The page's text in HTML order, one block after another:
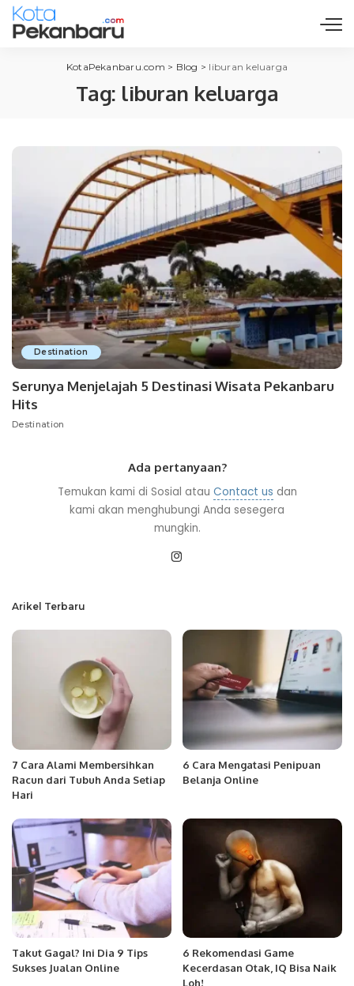
KotaPekanbaru.com > Blog > liburan keluarga
Tag: liburan keluarga
Destination
Serunya Menjelajah 5 Destinasi Wisata Pekanbaru
Hits
Destination
Ada pertanyaan?
Temukan kami di Sosial atau Contact us dan
kami akan menghubungi Anda sesegera
mungkin.
Arikel Terbaru
7 Cara Alami Membersihkan
Racun dari Tubuh Anda Setiap
Hari
6 Cara Mengatasi Penipuan
Belanja Online
Takut Gagal? Ini Dia 9 Tips
Sukses Jualan Online
6 Rekomendasi Game
Kecerdasan Otak, IQ Bisa Naik
Loh!